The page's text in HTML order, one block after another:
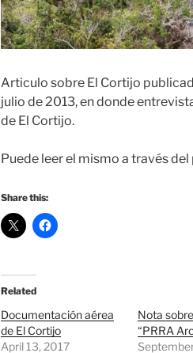
Articulo sobre El Cortijo
julio de 2013, en donde
de El Cortijo.
Puede leer el mismo a través del
Share this:
Related
Documentación aérea
de El Cortijo
April 13, 2017
Nota
“PRRA